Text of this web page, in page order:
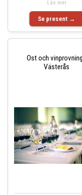
Se present →
Läs mer
Ost och
Västerås